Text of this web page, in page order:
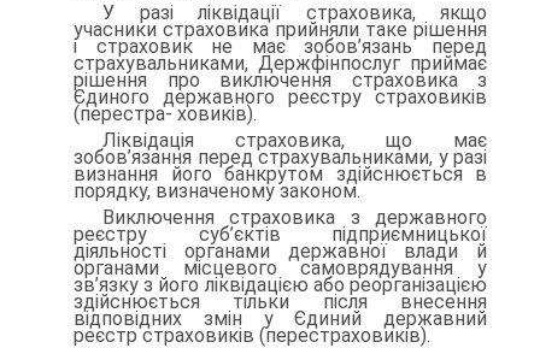
У разі ліквідації страховика, якщо
учасники страховика при­йняли таке рішення
і страховик не має зобов’язань перед
страху­вальниками, Держфінпослуг приймає
рішення про виключення страховика з
Єдиного державного реєстру страховиків
(перестра- ховиків).
Ліквідація страховика, що має
зобов’язання перед страхуваль­никами, у разі
визнання його банкрутом здійснюється в
порядку, визначеному законом.
Виключення страховика з державного
реєстру суб’єктів під­приємницької
діяльності органами державної влади й
органами місцевого самоврядування у
зв’язку з його ліквідацією або реор­ганізацією
здійснюється тільки після внесення
відповідних змін у Єдиний державний
реєстр страховиків (перестраховиків).